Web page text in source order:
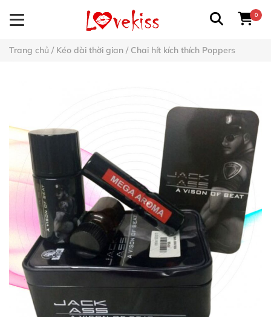
0
Trang chủ / Kéo dài thời gian / Chai hít kích thích Poppers